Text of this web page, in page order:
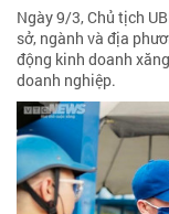
Ngày 9/3, Chủ tịch
sở, ngành và địa
động kinh doanh
doanh nghiệp.